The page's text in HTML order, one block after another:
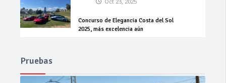
Oct 23, 2025
Concurso de Elegancia Costa del Sol
2025, más excelencia aún
Pruebas